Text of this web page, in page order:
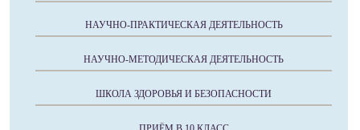
НАУЧНО-ПРАКТИЧЕСКАЯ ДЕЯТЕЛЬНОСТЬ
НАУЧНО-МЕТОДИЧЕСКАЯ ДЕЯТЕЛЬНОСТЬ
ШКОЛА ЗДОРОВЬЯ И БЕЗОПАСНОСТИ